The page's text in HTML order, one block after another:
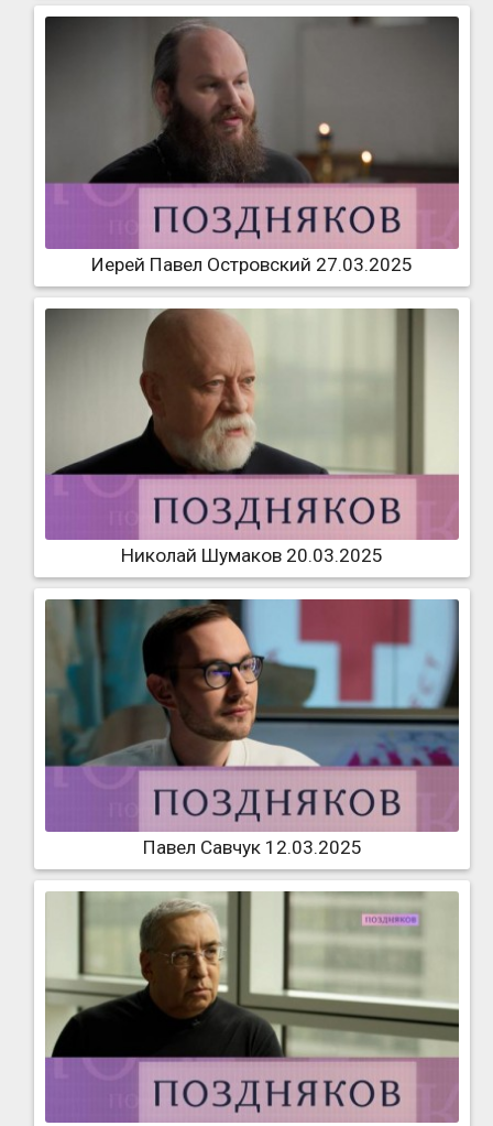
Иерей Павел Островский 27.03.2025
Николай Шумаков 20.03.2025
Павел Савчук 12.03.2025